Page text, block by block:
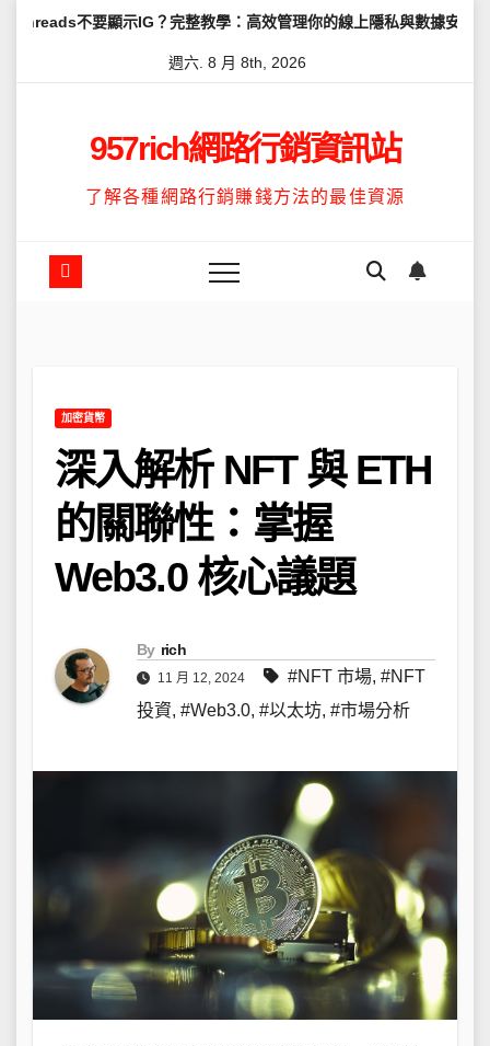
IG？完整教學：高效管理你的線上隱私與數據安全 怎麼讓
週六. 8 月 8th, 2026
957rich網路行銷資訊站
了解各種網路行銷賺錢方法的最佳資源
加密貨幣
深入解析 NFT 與 ETH
的關聯性：掌握
Web3.0 核心議題
By rich
11 月 12, 2024 #NFT 市場, #NFT
投資, #Web3.0, #以太坊, #市場分析